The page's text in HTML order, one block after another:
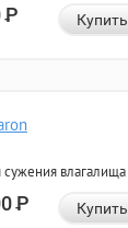
Р Купить
влагалища
Р Купить